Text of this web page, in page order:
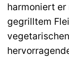
harmoniert er
gegrilltem